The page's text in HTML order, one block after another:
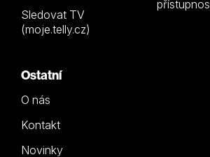
Sledovat TV
(moje.telly.cz)
Ostatní
O nás
Kontakt
Novinky